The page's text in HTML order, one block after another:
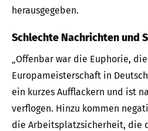
herausgegeben.
Schlechte Nachrichten und
„Offenbar war die Euphorie,
Europameisterschaft in
ein kurzes Aufflackern und ist
verflogen. Hinzu kommen
die Arbeitsplatzsicherheit, die